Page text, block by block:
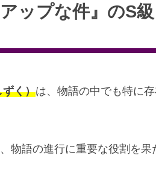
ップな件』のS級
ずく）は、物語の中でも特に
物語の進行に重要な役割を果